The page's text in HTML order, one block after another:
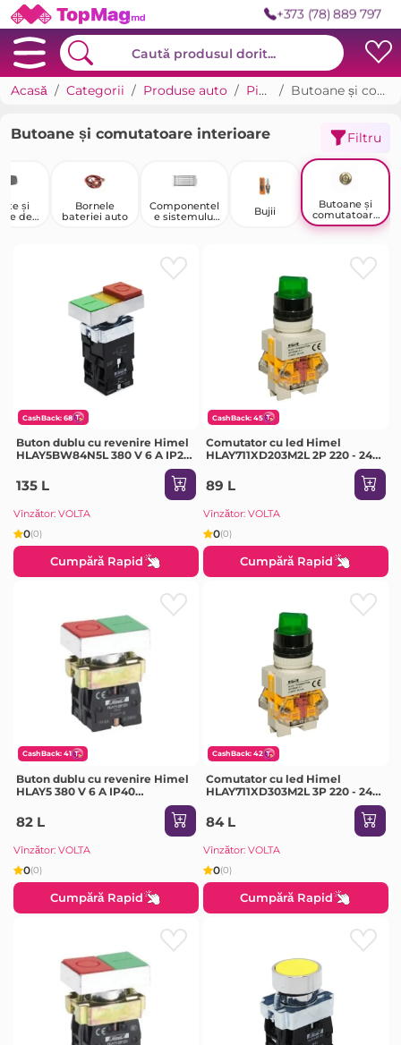
+373 (78) 889 797
Acasă Categorii Produse auto Piese auto Butoane și comutatoare interioare
Butoane și comutatoare interioare Filtru
și
de
Bornele
bateriei auto
Componentel
e sistemului
Bujii
Butoane și
comutatoare
interioare
CashBack: 68
Buton dublu cu revenire Himel
HLAY5BW84N5L 380 V 6 A IP20
135 L
Vînzător: VOLTA
0(0)
Cumpără Rapid
CashBack: 45
Comutator cu led Himel
HLAY711XD203M2L 2P 220 - 240
89 L
Vînzător: VOLTA
0(0)
Cumpără Rapid
CashBack: 41
Buton dublu cu revenire Himel
HLAY5 380 V 6 A IP40
82 L
Vînzător: VOLTA
0(0)
Cumpără Rapid
CashBack: 42
Comutator cu led Himel
HLAY711XD303M2L 3P 220 - 240
84 L
Vînzător: VOLTA
0(0)
Cumpără Rapid